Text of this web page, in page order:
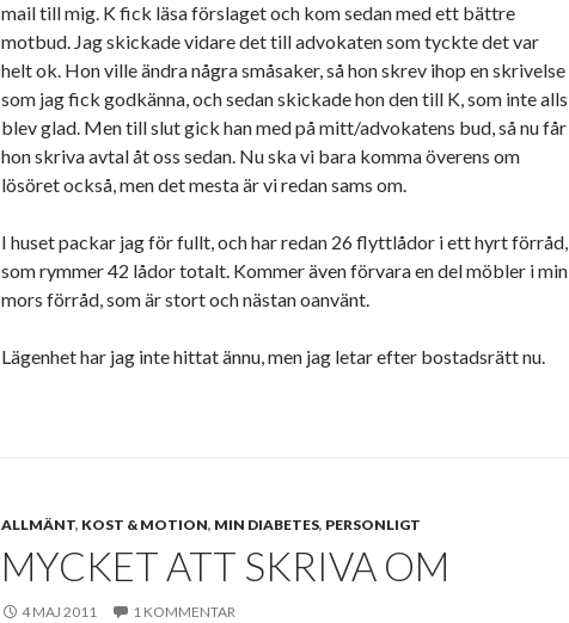
mail till mig. K fick läsa förslaget och kom sedan med ett bättre
motbud. Jag skickade vidare det till advokaten som tyckte det var
helt ok. Hon ville ändra några småsaker, så hon skrev ihop en skrivelse
som jag fick godkänna, och sedan skickade hon den till K, som inte alls
blev glad. Men till slut gick han med på mitt/advokatens bud, så nu får
hon skriva avtal åt oss sedan. Nu ska vi bara komma överens om
lösöret också, men det mesta är vi redan sams om.
I huset packar jag för fullt, och har redan 26 flyttlådor i ett hyrt förråd,
som rymmer 42 lådor totalt. Kommer även förvara en del möbler i min
mors förråd, som är stort och nästan oanvänt.
Lägenhet har jag inte hittat ännu, men jag letar efter bostadsrätt nu.
ALLMÄNT, KOST & MOTION, MIN DIABETES, PERSONLIGT
MYCKET ATT SKRIVA OM
4 MAJ 2011 1 KOMMENTAR